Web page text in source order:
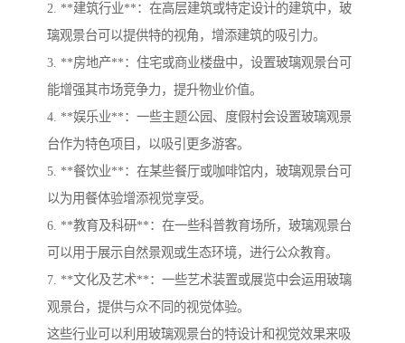
2. **建筑行业**：在高层建筑或特定设计的建筑中，玻
璃观景台可以提供特的视角，增添建筑的吸引力。
3. **房地产**：住宅或商业楼盘中，设置玻璃观景台可
能增强其市场竞争力，提升物业价值。
4. **娱乐业**：一些主题公园、度假村会设置玻璃观景
台作为特色项目，以吸引更多游客。
5. **餐饮业**：在某些餐厅或咖啡馆内，玻璃观景台可
以为用餐体验增添视觉享受。
6. **教育及科研**：在一些科普教育场所，玻璃观景台
可以用于展示自然景观或生态环境，进行公众教育。
7. **文化及艺术**：一些艺术装置或展览中会运用玻璃
观景台，提供与众不同的视觉体验。
这些行业可以利用玻璃观景台的特设计和视觉效果来吸